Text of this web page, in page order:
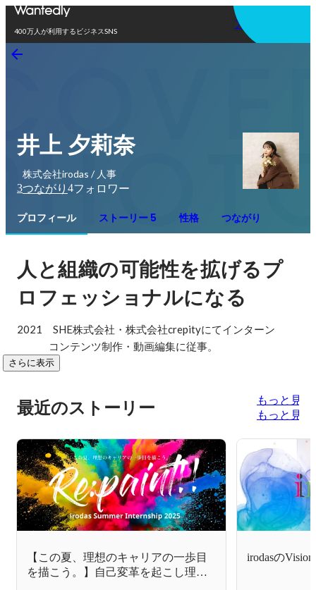
400万人が利用するビジネスSNS
アプリを使う
井上 夕莉奈
株式会社irodas / 人事
3つながり 4フォロワー
プロフィール ストーリー 5 性格 つながり
人と組織の可能性を拡げるプ
ロフェッショナルになる
2021　SHE株式会社・株式会社crepityにてインターン
コンテンツ制作・動画編集に従事。
さらに表示
最近のストーリー
もっと見る
もっと見る
【この夏、理想のキャリアの⼀歩⽬
を描こう。】⾃⼰変⾰を起こし理想
irodasの